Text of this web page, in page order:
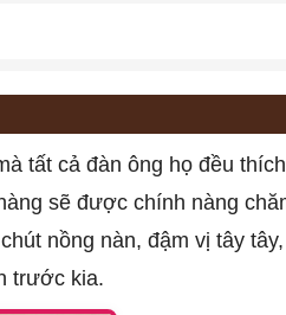
tất cả đàn ông họ đều
sẽ được chính nàng
nồng nàn, đậm vị tây
trước kia.